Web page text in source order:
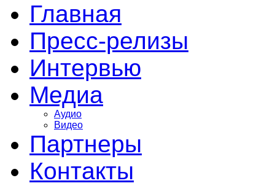
Главная
Пресс-релизы
Интервью
Медиа
Аудио
Видео
Партнеры
Контакты